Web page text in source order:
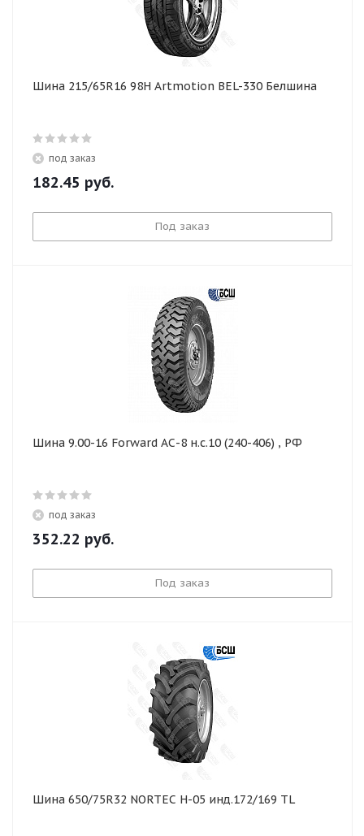
Шина 215/65R16 98H Artmotion BEL-330 Белшина
под заказ
182.45 руб.
Под заказ
Шина 9.00-16 Forward АС-8 н.с.10 (240-406) , РФ
под заказ
352.22 руб.
Под заказ
Шина 650/75R32 NORTEC Н-05 инд.172/169 TL